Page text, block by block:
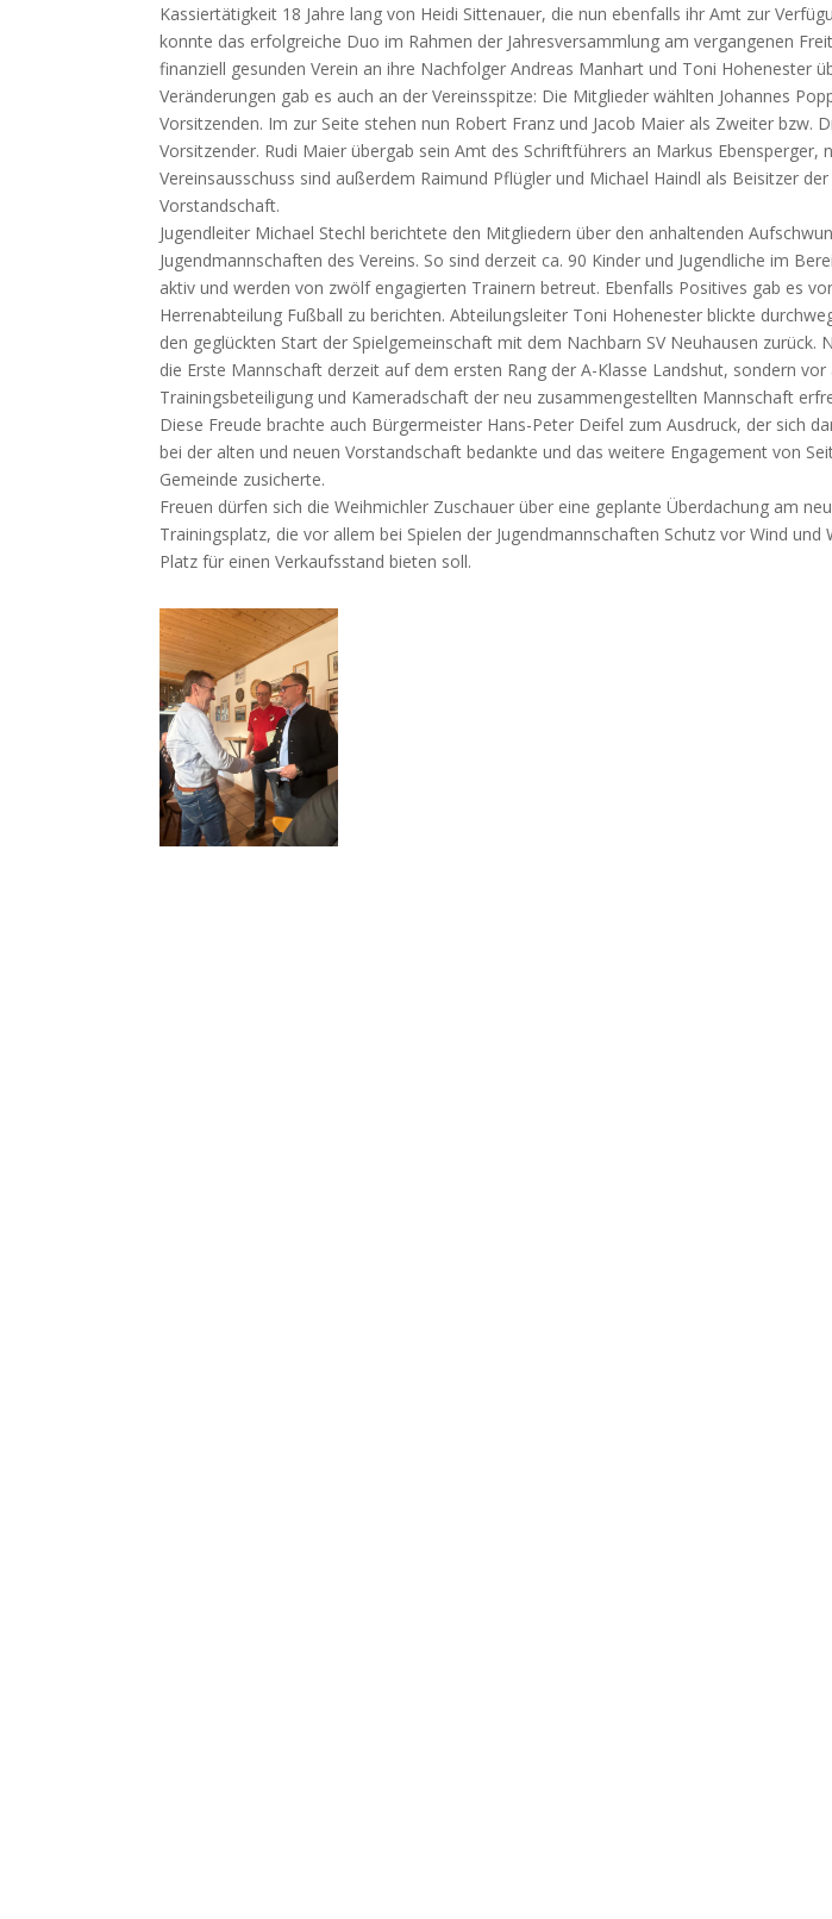
Kassiertätigkeit 18 Jahre lang von Heidi Sittenauer, die nun ebenfalls ihr Amt zur
konnte das erfolgreiche Duo im Rahmen der Jahresversammlung am vergangenen
finanziell gesunden Verein an ihre Nachfolger Andreas Manhart und Toni Hohenester
Veränderungen gab es auch an der Vereinsspitze: Die Mitglieder wählten Johannes
Vorsitzenden. Im zur Seite stehen nun Robert Franz und Jacob Maier als Zweiter bzw.
Vorsitzender. Rudi Maier übergab sein Amt des Schriftführers an Markus Ebensperger,
Vereinsausschuss sind außerdem Raimund Pflügler und Michael Haindl als Beisitzer der
Vorstandschaft.
Jugendleiter Michael Stechl berichtete den Mitgliedern über den anhaltenden
Jugendmannschaften des Vereins. So sind derzeit ca. 90 Kinder und Jugendliche im
aktiv und werden von zwölf engagierten Trainern betreut. Ebenfalls Positives gab es
Herrenabteilung Fußball zu berichten. Abteilungsleiter Toni Hohenester blickte
den geglückten Start der Spielgemeinschaft mit dem Nachbarn SV Neuhausen zurück.
die Erste Mannschaft derzeit auf dem ersten Rang der A-Klasse Landshut, sondern vor
Trainingsbeteiligung und Kameradschaft der neu zusammengestellten Mannschaft
Diese Freude brachte auch Bürgermeister Hans-Peter Deifel zum Ausdruck, der sich
bei der alten und neuen Vorstandschaft bedankte und das weitere Engagement von
Gemeinde zusicherte.
Freuen dürfen sich die Weihmichler Zuschauer über eine geplante Überdachung am
Trainingsplatz, die vor allem bei Spielen der Jugendmannschaften Schutz vor Wind und
Platz für einen Verkaufsstand bieten soll.